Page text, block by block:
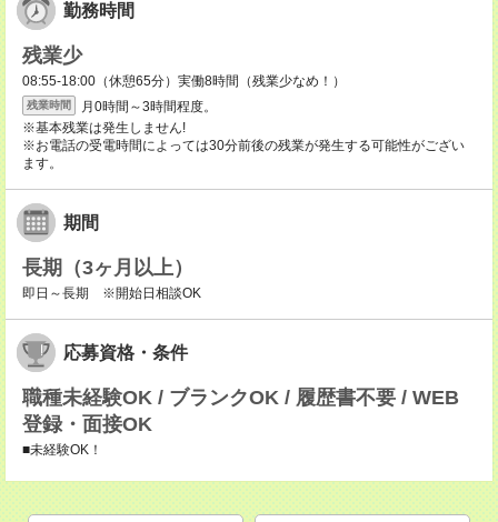
勤務時間
残業少
08:55-18:00（休憩65分）実働8時間（残業少なめ！）
残業時間
月0時間～3時間程度。
※基本残業は発生しません!
※お電話の受電時間によっては30分前後の残業が発生する可能性がござい
ます。
期間
長期（3ヶ月以上）
即日～長期 ※開始日相談OK
応募資格・条件
職種未経験OK / ブランクOK / 履歴書不要 / WEB
登録・面接OK
■未経験OK！